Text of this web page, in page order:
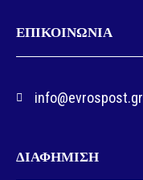
ΕΠΙΚΟΙΝΩΝΙΑ
info@evrospost.gr
ΔΙΑΦΗΜΙΣΗ